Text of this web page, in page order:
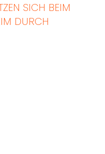
SICH BEIM
DURCH